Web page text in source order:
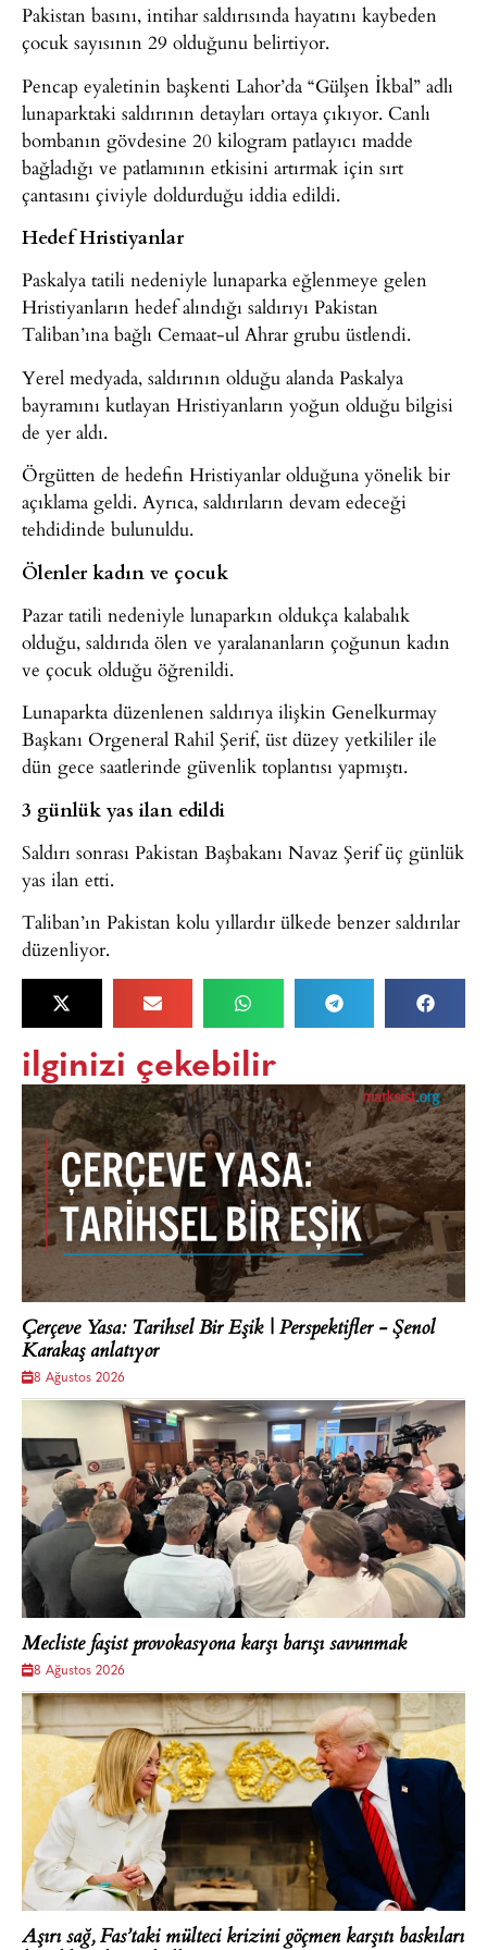
Pakistan basını, intihar saldırısında hayatını kaybeden
çocuk sayısının 29 olduğunu belirtiyor.
Pencap eyaletinin başkenti Lahor’da “Gülşen İkbal” adlı
lunaparktaki saldırının detayları ortaya çıkıyor. Canlı
bombanın gövdesine 20 kilogram patlayıcı madde
bağladığı ve patlamının etkisini artırmak için sırt
çantasını çiviyle doldurduğu iddia edildi.
Hedef Hristiyanlar
Paskalya tatili nedeniyle lunaparka eğlenmeye gelen
Hristiyanların hedef alındığı saldırıyı Pakistan
Taliban’ına bağlı Cemaat-ul Ahrar grubu üstlendi.
Yerel medyada, saldırının olduğu alanda Paskalya
bayramını kutlayan Hristiyanların yoğun olduğu bilgisi
de yer aldı.
Örgütten de hedefin Hristiyanlar olduğuna yönelik bir
açıklama geldi. Ayrıca, saldırıların devam edeceği
tehdidinde bulunuldu.
Ölenler kadın ve çocuk
Pazar tatili nedeniyle lunaparkın oldukça kalabalık
olduğu, saldırıda ölen ve yaralananların çoğunun kadın
ve çocuk olduğu öğrenildi.
Lunaparkta düzenlenen saldırıya ilişkin Genelkurmay
Başkanı Orgeneral Rahil Şerif, üst düzey yetkililer ile
dün gece saatlerinde güvenlik toplantısı yapmıştı.
3 günlük yas ilan edildi
Saldırı sonrası Pakistan Başbakanı Navaz Şerif üç günlük
yas ilan etti.
Taliban’ın Pakistan kolu yıllardır ülkede benzer saldırılar
düzenliyor.
ilginizi çekebilir
Çerçeve Yasa: Tarihsel Bir Eşik | Perspektifler - Şenol
Karakaş anlatıyor
8 Ağustos 2026
Mecliste faşist provokasyona karşı barışı savunmak
8 Ağustos 2026
Aşırı sağ, Fas’taki mülteci krizini göçmen karşıtı baskıları